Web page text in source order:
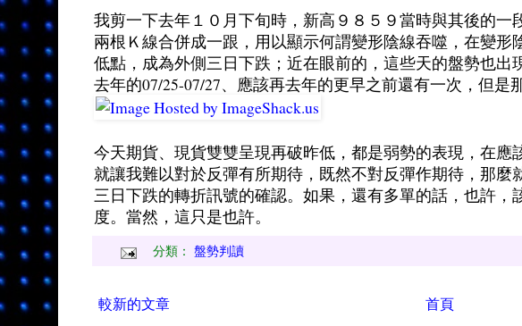
我剪一下去年１０月下旬時，新高９８５９當時與其後的
兩根Ｋ線合併成一跟，用以顯示何謂變形陰線吞噬，在變
低點，成為外側三日下跌；近在眼前的，這些天的盤勢也
去年的07/25-07/27、應該再去年的更早之前還有一次，但是
今天期貨、現貨雙雙呈現再破昨低，都是弱勢的表現，在
就讓我難以對於反彈有所期待，既然不對反彈作期待，那麼
三日下跌的轉折訊號的確認。如果，還有多單的話，也許，
度。當然，這只是也許。
分類： 盤勢判讀
較新的文章 首頁